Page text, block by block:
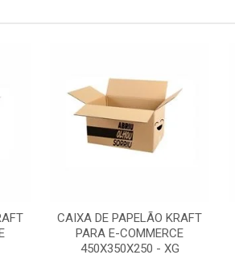
CAIXA DE PAPELÃO KRAFT
PARA E-COMMERCE
450X350X250 - XG